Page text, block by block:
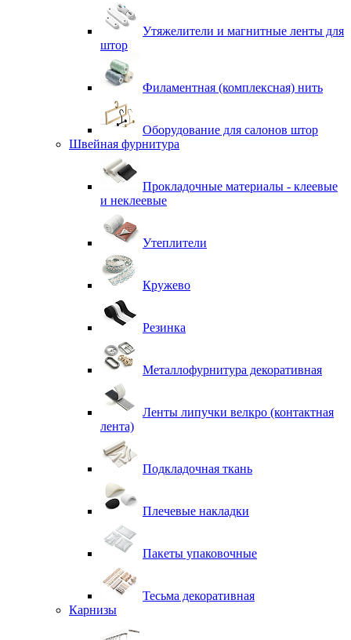
Утяжелители и магнитные ленты для
штор
Филаментная (комплексная) нить
Оборудование для салонов штор
Швейная фурнитура
Прокладочные материалы - клеевые
и неклеевые
Утеплители
Кружево
Резинка
Металлофурнитура декоративная
Ленты липучки велкро (контактная
лента)
Подкладочная ткань
Плечевые накладки
Пакеты упаковочные
Тесьма декоративная
Карнизы